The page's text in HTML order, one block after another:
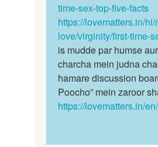
time-sex-top-five-facts
https://lovematters.in/
love/virginity/first-time-
is mudde par humse
charcha mein judna
hamare discussion
Poocho” mein zaroor
https://lovematters.in/